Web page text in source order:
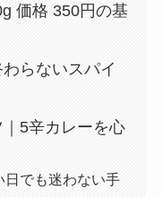
価格 350円の基
らないスパイ
5辛カレーを心
日でも迷わない手